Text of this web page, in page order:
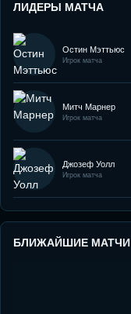
ЛИДЕРЫ МАТЧА
Остин Мэттьюс
Игрок матча
Митч Марнер
Игрок матча
Джозеф Уолл
Игрок матча
БЛИЖАЙШИЕ МАТЧИ